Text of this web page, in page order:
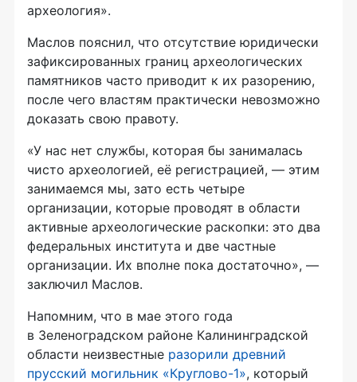
археология».
Маслов пояснил, что отсутствие юридически
зафиксированных границ археологических
памятников часто приводит к их разорению,
после чего властям практически невозможно
доказать свою правоту.
«У нас нет службы, которая бы занималась
чисто археологией, её регистрацией, — этим
занимаемся мы, зато есть четыре
организации, которые проводят в области
активные археологические раскопки: это два
федеральных института и две частные
организации. Их вполне пока достаточно», —
заключил Маслов.
Напомним, что в мае этого года
в Зеленоградском районе Калининградской
области неизвестные разорили древний
прусский могильник «Круглово-1», который